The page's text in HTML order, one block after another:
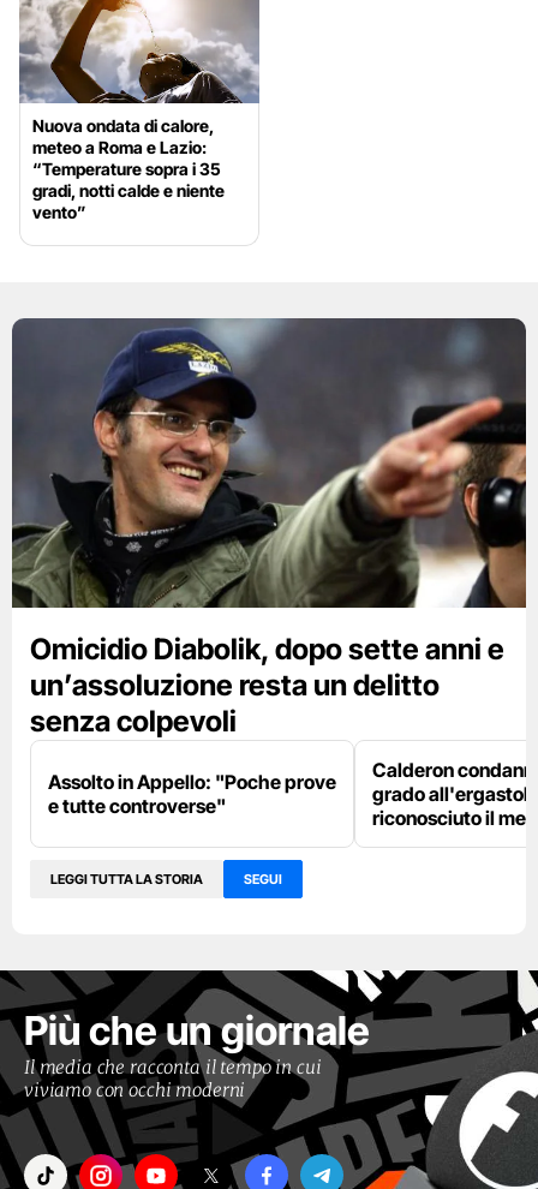
Nuova ondata di calore,
meteo a Roma e Lazio:
“Temperature sopra i 35
gradi, notti calde e niente
vento”
Omicidio Diabolik, dopo sette anni e
un’assoluzione resta un delitto
senza colpevoli
Assolto in Appello: "Poche prove
e tutte controverse"
Calderon
grado
riconosciuto il
LEGGI TUTTA LA STORIA SEGUI
Più che un giornale
Il media che racconta il tempo in cui
viviamo con occhi moderni